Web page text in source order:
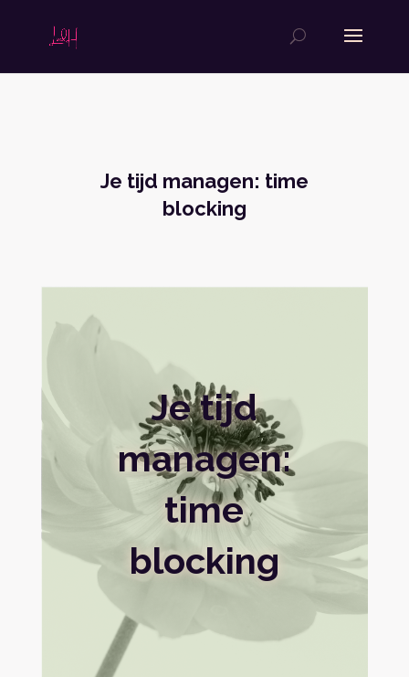
Je tijd managen: time
blocking
Je tijd
managen:
time
blocking